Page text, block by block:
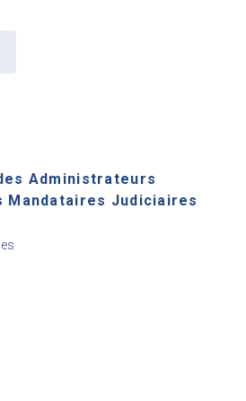
Administrateurs
Mandataires Judiciaires